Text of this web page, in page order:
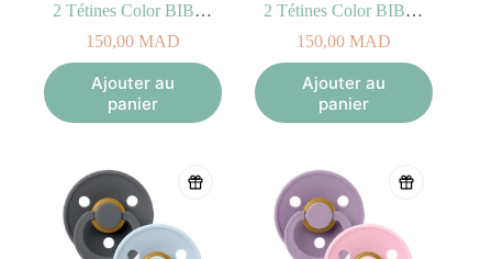
2 Tétines Color BIBS – Blush Ivory Taille 2 (6-18mois)
150,00 MAD
Ajouter au
panier
2 Tétines Color BIBS – Cloud Ivory Taille 2 (6-18mois)
150,00 MAD
Ajouter au
panier